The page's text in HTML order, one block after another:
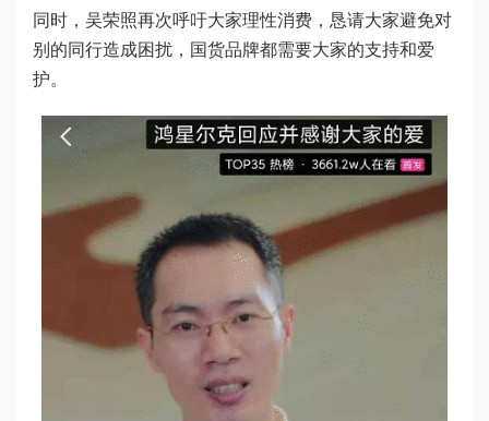
同时，吴荣照再次呼吁大家理性消费，恳请大家避免对
别的同行造成困扰，国货品牌都需要大家的支持和爱
护。